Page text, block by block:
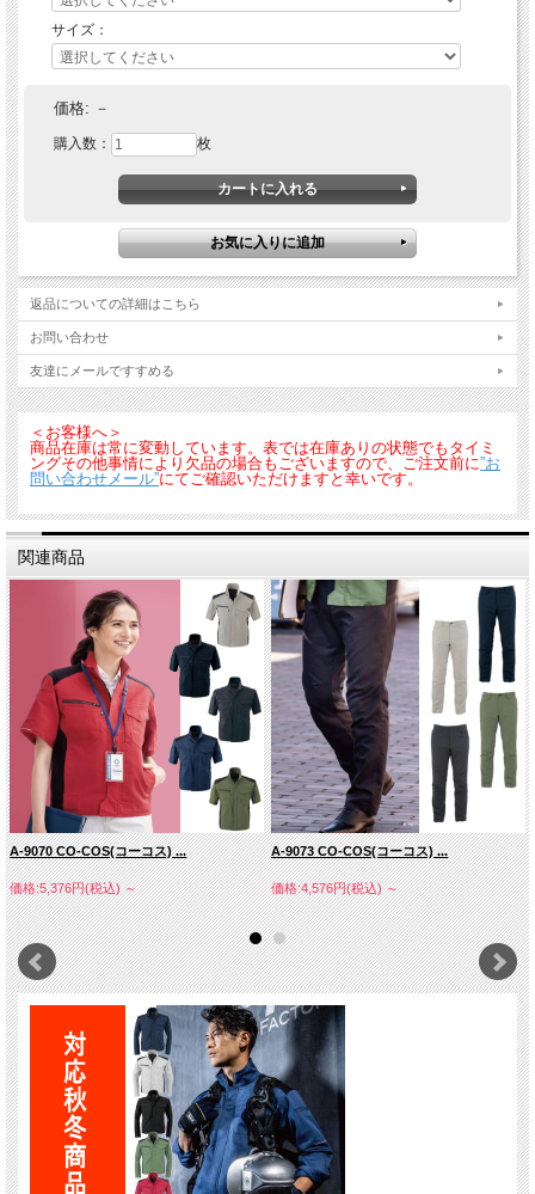
機能性と美しさを備えたスマートシルエット。ストレッチ素材で肌なじみが良く
腕や脚を曲げても突っ張りづらい着心地。シルエットと着やすさを追求した作業服
サイズ：
価格: －
購入数： 枚
返品についての詳細はこちら
お問い合わせ
友達にメールですすめる
＜お客様へ＞
商品在庫は常に変動しています。表では在庫ありの状態でもタイミ
ングその他事情により欠品の場合もございますので、ご注文前に”お
問い合わせメール”にてご確認いただけますと幸いです。
関連商品
A-9070 CO-COS(コーコス) ...
価格:5,376円(税込)～
A-9073 CO-COS(コーコス) ...
価格:4,576円(税込)～